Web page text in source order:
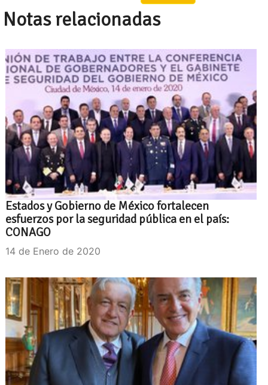
Notas relacionadas
Estados y Gobierno de México fortalecen
esfuerzos por la seguridad pública en el país:
CONAGO
14 de Enero de 2020